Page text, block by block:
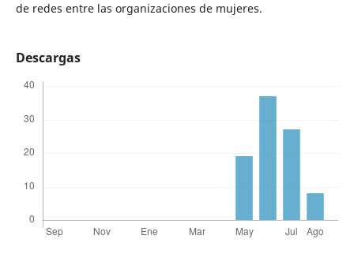
de redes entre las organizaciones de mujeres.
Descargas